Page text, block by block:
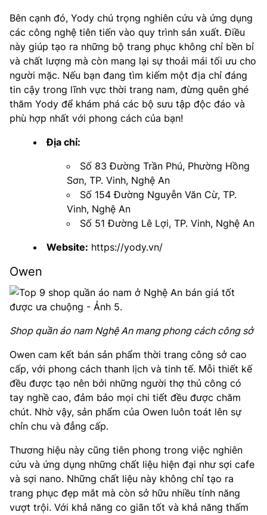
Bên cạnh đó, Yody chú trọng nghiên cứu và ứng dụng
các công nghệ tiên tiến vào quy trình sản xuất. Điều
này giúp tạo ra những bộ trang phục không chỉ bền bỉ
và chất lượng mà còn mang lại sự thoải mái tối ưu cho
người mặc. Nếu bạn đang tìm kiếm một địa chỉ đáng
tin cậy trong lĩnh vực thời trang nam, đừng quên ghé
thăm Yody để khám phá các bộ sưu tập độc đáo và
phù hợp nhất với phong cách của bạn!
Địa chỉ:
Số 83 Đường Trần Phú, Phường Hồng
Sơn, TP. Vinh, Nghệ An
Số 154 Đường Nguyễn Văn Cừ, TP.
Vinh, Nghệ An
Số 51 Đường Lê Lợi, TP. Vinh, Nghệ An
Website: https://yody.vn/
Owen
Shop quần áo nam Nghệ An mang phong cách công sở
Owen cam kết bán sản phẩm thời trang công sở cao
cấp, với phong cách thanh lịch và tinh tế. Mỗi thiết kế
đều được tạo nên bởi những người thợ thủ công có
tay nghề cao, đảm bảo mọi chi tiết đều được chăm
chút. Nhờ vậy, sản phẩm của Owen luôn toát lên sự
chỉn chu và đẳng cấp.
Thương hiệu này cũng tiên phong trong việc nghiên
cứu và ứng dụng những chất liệu hiện đại như sợi cafe
và sợi nano. Những chất liệu này không chỉ tạo ra
trang phục đẹp mắt mà còn sở hữu nhiều tính năng
vượt trội. Với khả năng co giãn tốt và khả năng thấm